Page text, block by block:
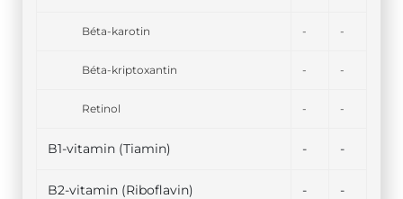
Béta-karotin - -
Béta-kriptoxantin - -
Retinol - -
B1-vitamin (Tiamin) - -
B2-vitamin (Riboflavin) - -